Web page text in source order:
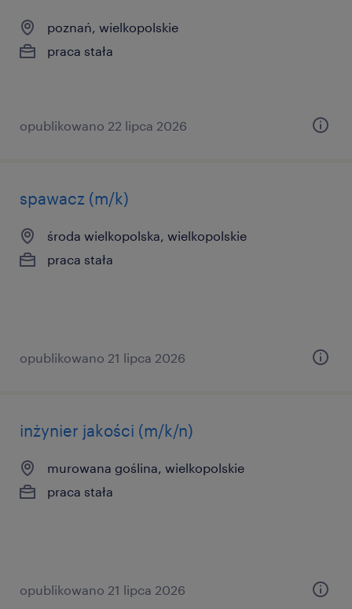
poznań, wielkopolskie
praca stała
opublikowano 22 lipca 2026
spawacz (m/k)
środa wielkopolska, wielkopolskie
praca stała
opublikowano 21 lipca 2026
inżynier jakości (m/k/n)
murowana goślina, wielkopolskie
praca stała
opublikowano 21 lipca 2026